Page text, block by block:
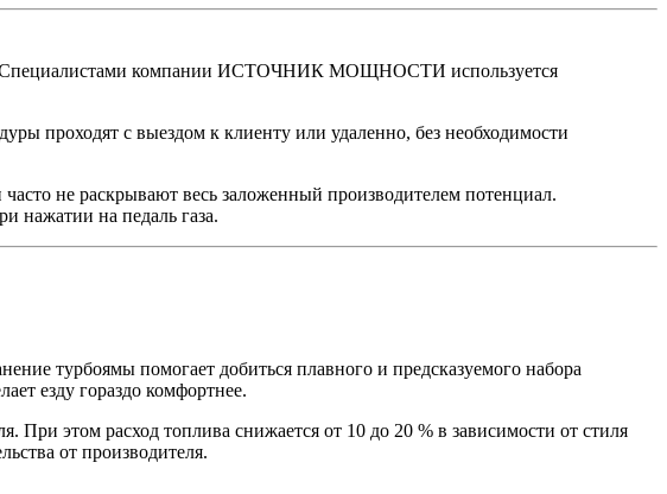
Специалистами компании ИСТОЧНИК МОЩНОСТИ используется
проходят с выездом к клиенту или удаленно, без необходимости
не раскрывают весь заложенный производителем потенциал.
нажатии на педаль газа.
турбоямы помогает добиться плавного и предсказуемого набора
езду гораздо комфортнее.
При этом расход топлива снижается от 10 до 20 % в зависимости от стиля
от производителя.